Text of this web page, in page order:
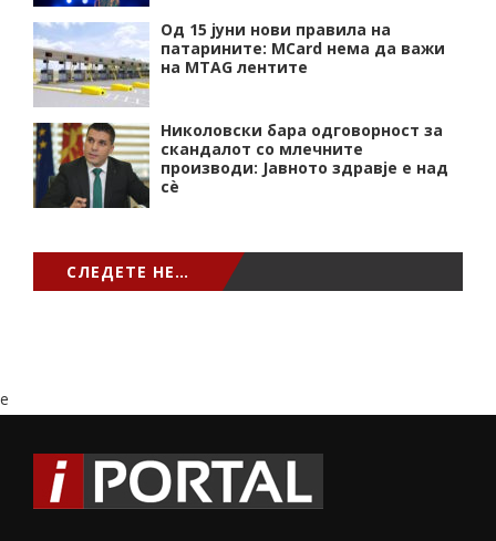
Од 15 јуни нови правила на
патарините: MCard нема да важи
на MTAG лентите
Николовски бара одговорност за
скандалот со млечните
производи: Јавното здравје е над
сѐ
СЛЕДЕТЕ НЕ…
e